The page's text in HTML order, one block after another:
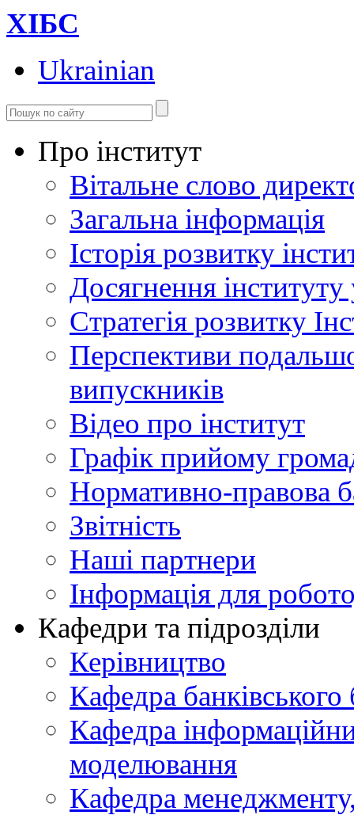
ХІБС
Ukrainian
Про інститут
Вітальне слово
Загальна інформація
Історія розвитку
Досягнення
Стратегія розвитку
Перспективи
випускників
Відео про інститут
Графік прийому
Нормативно-правова
Звітність
Наші партнери
Інформація для
Кафедри та підрозділи
Керівництво
Кафедра банківського
Кафедра
моделювання
Кафедра менеджменту,